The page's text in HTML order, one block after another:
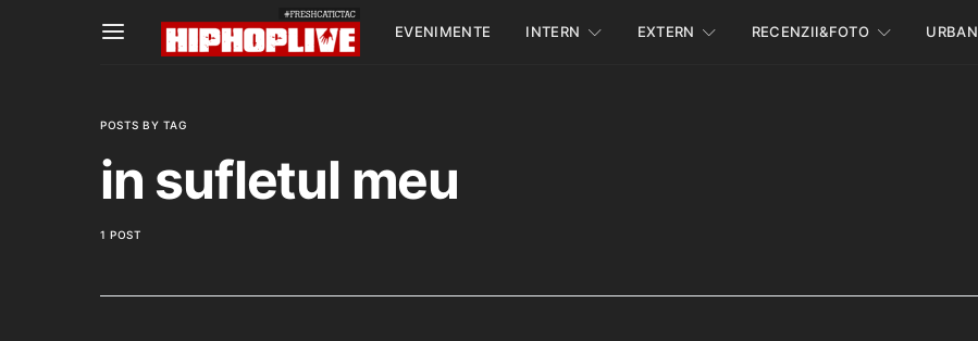
EVENIMENTE INTERN EXTERN RECENZII&FOTO URBAN
POSTS BY TAG
in sufletul meu
1 POST